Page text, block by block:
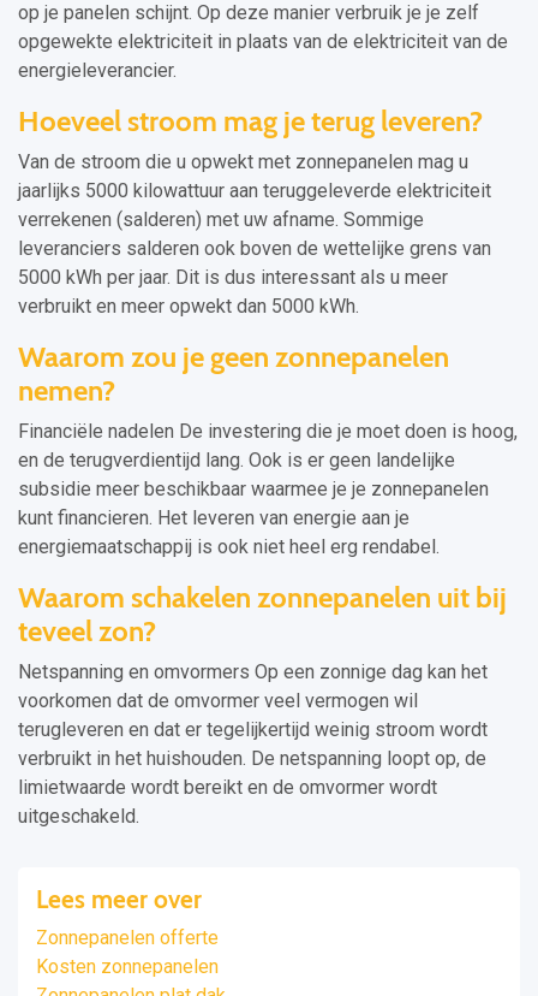
op je panelen schijnt. Op deze manier verbruik je je zelf
opgewekte elektriciteit in plaats van de elektriciteit van de
energieleverancier.
Hoeveel stroom mag je terug leveren?
Van de stroom die u opwekt met zonnepanelen mag u
jaarlijks 5000 kilowattuur aan teruggeleverde elektriciteit
verrekenen (salderen) met uw afname. Sommige
leveranciers salderen ook boven de wettelijke grens van
5000 kWh per jaar. Dit is dus interessant als u meer
verbruikt en meer opwekt dan 5000 kWh.
Waarom zou je geen zonnepanelen
nemen?
Financiële nadelen De investering die je moet doen is hoog,
en de terugverdientijd lang. Ook is er geen landelijke
subsidie meer beschikbaar waarmee je je zonnepanelen
kunt financieren. Het leveren van energie aan je
energiemaatschappij is ook niet heel erg rendabel.
Waarom schakelen zonnepanelen uit bij
teveel zon?
Netspanning en omvormers Op een zonnige dag kan het
voorkomen dat de omvormer veel vermogen wil
terugleveren en dat er tegelijkertijd weinig stroom wordt
verbruikt in het huishouden. De netspanning loopt op, de
limietwaarde wordt bereikt en de omvormer wordt
uitgeschakeld.
Lees meer over
Zonnepanelen offerte
Kosten zonnepanelen